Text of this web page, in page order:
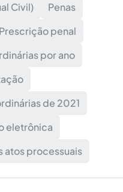
Civil)
Penas
Prescrição penal
por ano
de 2021
eletrônica
atos processuais